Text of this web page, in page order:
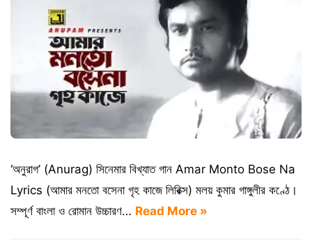
‘অনুরাগ’ (Anurag) সিনেমার বিখ্যাত গান Amar Monto Bose Na
Lyrics (আমার মনতো বসেনা গৃহ কাজে লিরিক্স) মলয় কুমার গাঙ্গুলীর কণ্ঠে।
সম্পূর্ণ বাংলা ও রোমান উচ্চারণ… Read More »